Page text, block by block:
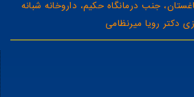
جنب درمانگاه حکیم، داروخانه شبانه
دکتر رویا میرنظامی